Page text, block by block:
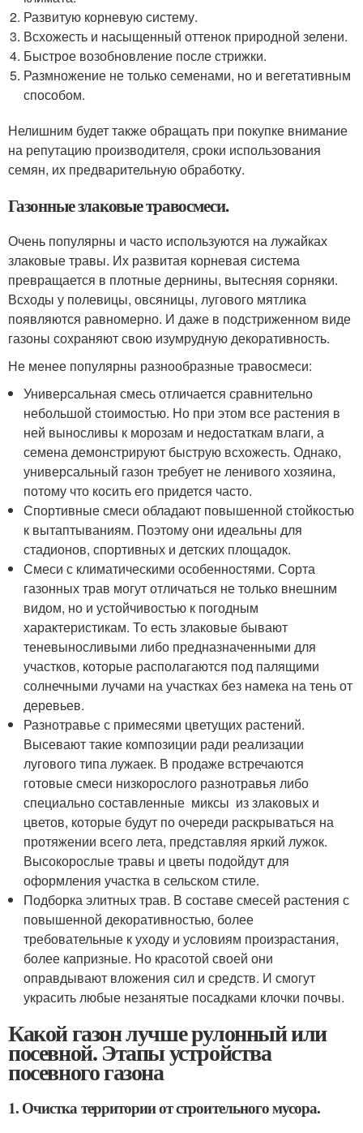
Развитую корневую систему.
Всхожесть и насыщенный оттенок природной зелени.
Быстрое возобновление после стрижки.
Размножение не только семенами, но и вегетативным
способом.
Нелишним будет также обращать при покупке внимание
на репутацию производителя, сроки использования
семян, их предварительную обработку.
Газонные злаковые травосмеси.
Очень популярны и часто используются на лужайках
злаковые травы. Их развитая корневая система
превращается в плотные дернины, вытесняя сорняки.
Всходы у полевицы, овсяницы, лугового мятлика
появляются равномерно. И даже в подстриженном виде
газоны сохраняют свою изумрудную декоративность.
Не менее популярны разнообразные травосмеси:
Универсальная смесь отличается сравнительно
небольшой стоимостью. Но при этом все растения в
ней выносливы к морозам и недостаткам влаги, а
семена демонстрируют быструю всхожесть. Однако,
универсальный газон требует не ленивого хозяина,
потому что косить его придется часто.
Спортивные смеси обладают повышенной стойкостью
к вытаптываниям. Поэтому они идеальны для
стадионов, спортивных и детских площадок.
Смеси с климатическими особенностями. Сорта
газонных трав могут отличаться не только внешним
видом, но и устойчивостью к погодным
характеристикам. То есть злаковые бывают
теневыносливыми либо предназначенными для
участков, которые располагаются под палящими
солнечными лучами на участках без намека на тень от
деревьев.
Разнотравье с примесями цветущих растений.
Высевают такие композиции ради реализации
лугового типа лужаек. В продаже встречаются
готовые смеси низкорослого разнотравья либо
специально составленные миксы из злаковых и
цветов, которые будут по очереди раскрываться на
протяжении всего лета, представляя яркий лужок.
Высокорослые травы и цветы подойдут для
оформления участка в сельском стиле.
Подборка элитных трав. В составе смесей растения с
повышенной декоративностью, более
требовательные к уходу и условиям произрастания,
более капризные. Но красотой своей они
оправдывают вложения сил и средств. И смогут
украсить любые незанятые посадками клочки почвы.
Какой газон лучше рулонный или
посевной. Этапы устройства
посевного газона
1. Очистка территории от строительного мусора.